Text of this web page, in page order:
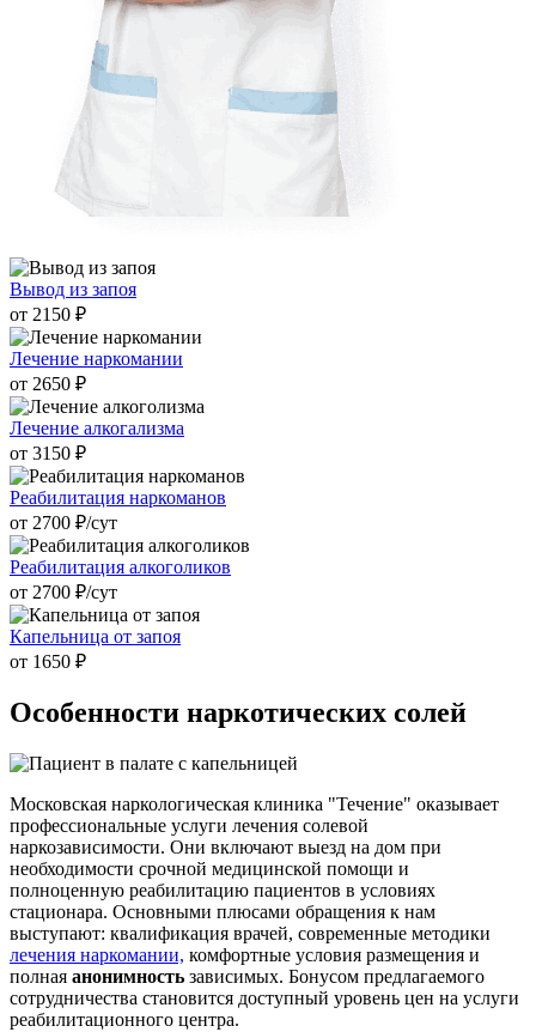
Вывод из запоя
от 2150 ₽
Лечение наркомании
от 2650 ₽
Лечение алкогализма
от 3150 ₽
Реабилитация наркоманов
от 2700 ₽/cут
Реабилитация алкоголиков
от 2700 ₽/cут
Капельница от запоя
от 1650 ₽
Особенности наркотических солей
Московская наркологическая клиника "Течение" оказывает
профессиональные услуги лечения солевой
наркозависимости. Они включают выезд на дом при
необходимости срочной медицинской помощи и
полноценную реабилитацию пациентов в условиях
стационара. Основными плюсами обращения к нам
выступают: квалификация врачей, современные методики
лечения наркомании, комфортные условия размещения и
полная анонимность зависимых. Бонусом предлагаемого
сотрудничества становится доступный уровень цен на услуги
реабилитационного центра.